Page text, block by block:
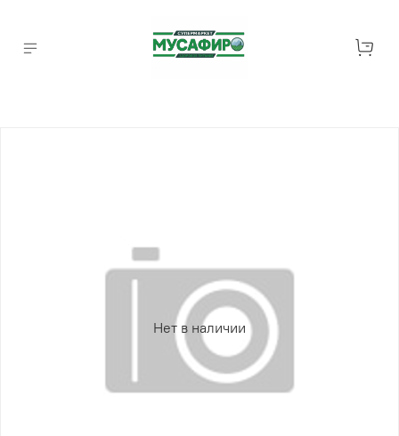
Нет в наличии